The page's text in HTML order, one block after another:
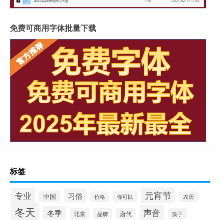
免费可商用字体批量下载
标签
专业 中国 习俗 价格 你可以 元宵节 农历
冬天 冬季 北京 品牌 唐代 声音 孩子